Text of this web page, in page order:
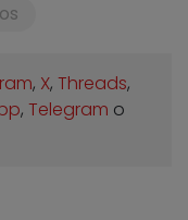
, X, Threads,
, Telegram o